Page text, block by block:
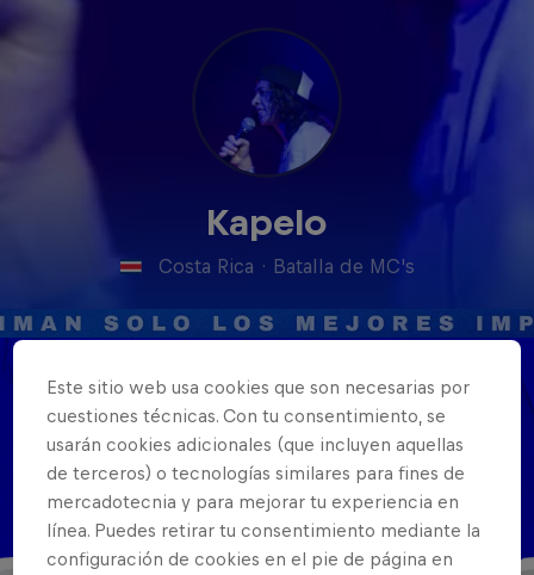
Kapelo
Costa Rica · Batalla de MC's
Costa Rica
Disciplinas
MC
Este sitio web usa cookies que son necesarias por
cuestiones técnicas. Con tu consentimiento, se
usarán cookies adicionales (que incluyen aquellas
de terceros) o tecnologías similares para fines de
mercadotecnia y para mejorar tu experiencia en
línea. Puedes retirar tu consentimiento mediante la
configuración de cookies en el pie de página en